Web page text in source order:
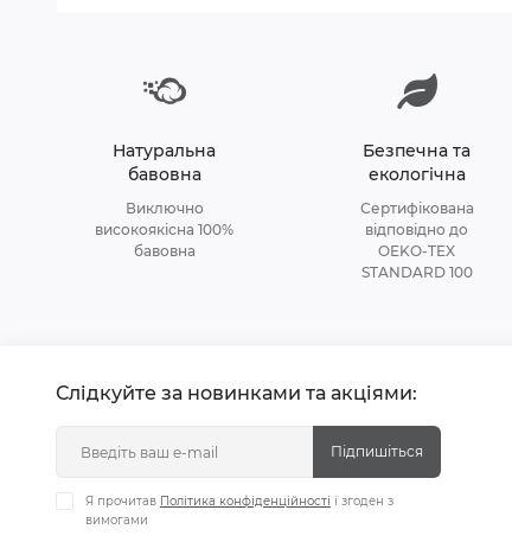
Натуральна
бавовна
Виключно
високоякісна 100%
бавовна
Безпечна та
екологічна
Сертифікована
відповідно до
OEKO-TEX
STANDARD 100
Слідкуйте за новинками та акціями:
Підпишіться
Я прочитав Політика конфіденційності і згоден з
вимогами